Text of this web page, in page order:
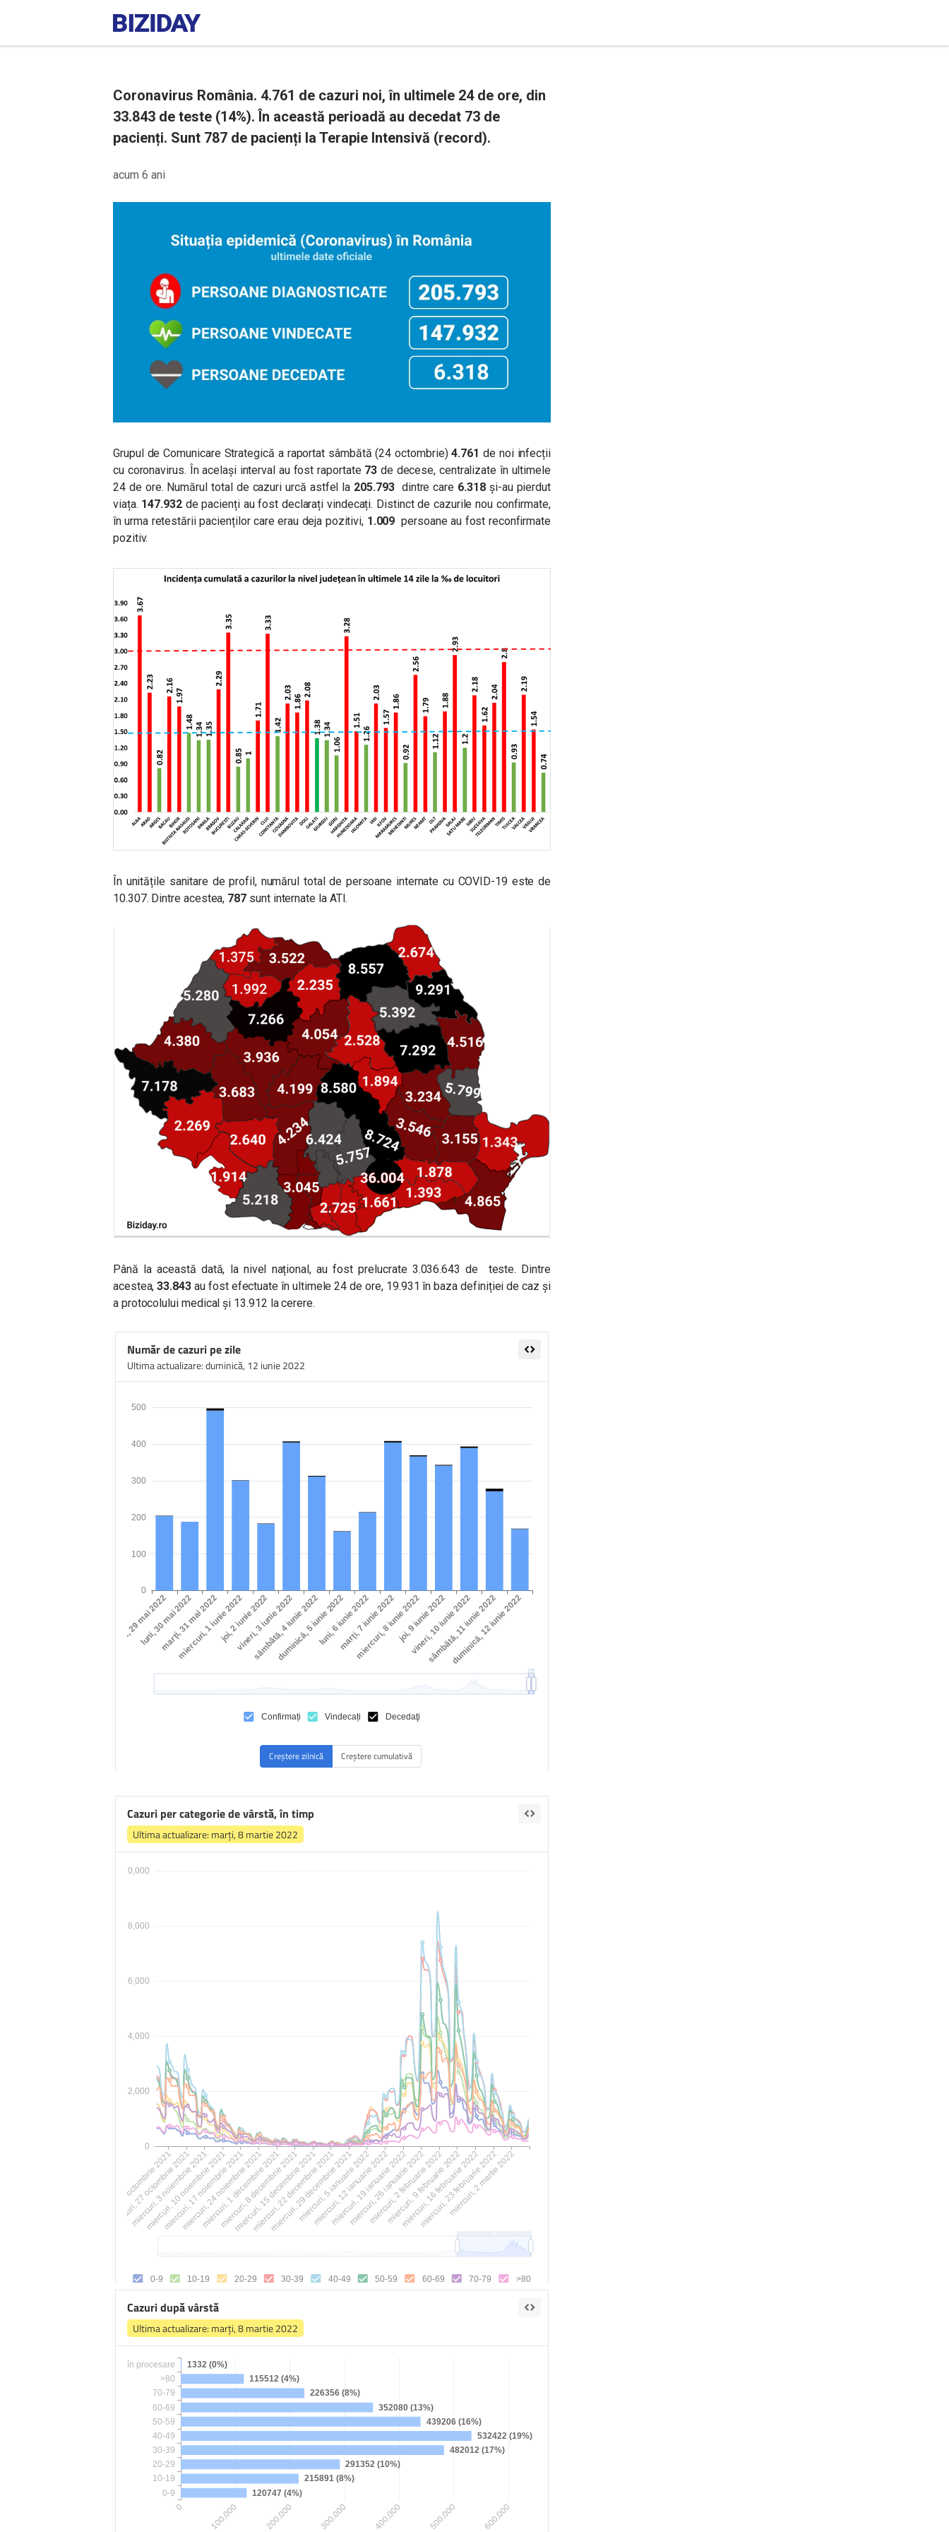
Coronavirus România. 4.761 de cazuri noi, în ultimele 24 de ore, din
33.843 de teste (14%). În această perioadă au decedat 73 de
pacienți. Sunt 787 de pacienți la Terapie Intensivă (record).
acum 6 ani
Grupul de Comunicare Strategică a raportat sâmbătă (24 octombrie)4.761de noi infecții
cu coronavirus. În același interval au fost raportate73 de decese, centralizate în ultimele
24 de ore. Numărul total de cazuri urcă astfel la 205.793 dintre care 6.318 și-au pierdut
viața. 147.932 de pacienți au fost declarați vindecați. Distinct de cazurile nou confirmate,
în urma retestării pacienților care erau deja pozitivi, 1.009persoane au fost reconfirmate
pozitiv.
În unitățile sanitare de profil, numărul total de persoane internate cu COVID-19 este de
10.307. Dintre acestea, 787 sunt internate la ATI.
Până la această dată, la nivel național, au fost prelucrate 3.036.643 de teste. Dintre
acestea,33.843 au fost efectuate în ultimele 24 de ore, 19.931 în baza definiției de caz și
a protocolului medical și 13.912 la cerere.